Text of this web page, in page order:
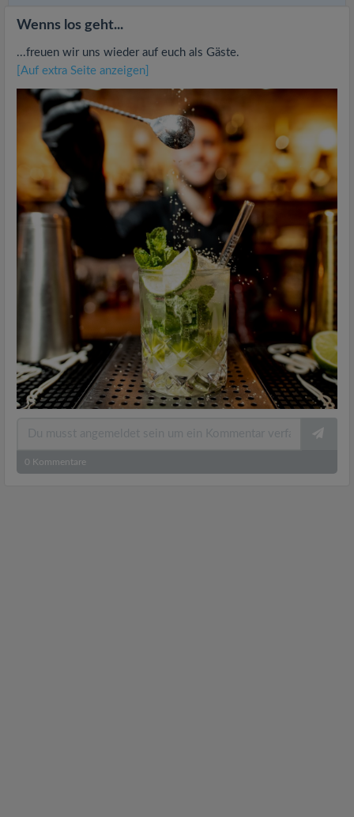
Wenns los geht...
...freuen wir uns wieder auf euch als Gäste.
[Auf extra Seite anzeigen]
0 Kommentare